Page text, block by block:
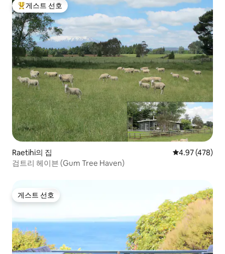
상위 게스트 선호
게스트 선호
Raetihi의 집 평점 4.97점(5
4.97 (478)
검트리 헤이븐 (Gum Tree Haven)
게스트 선호
게스트 선호